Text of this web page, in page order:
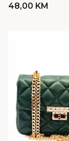
48,00 KM